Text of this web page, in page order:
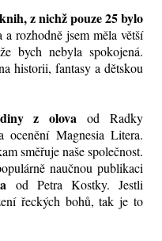
z nichž pouze 25 bylo
rozhodně jsem měla větší
bych nebyla spokojená.
historii, fantasy a dětskou
z olova od Radky
ocenění Magnesia Litera.
směřuje naše společnost.
naučnou publikaci
od Petra Kostky. Jestli
řeckých bohů, tak je to